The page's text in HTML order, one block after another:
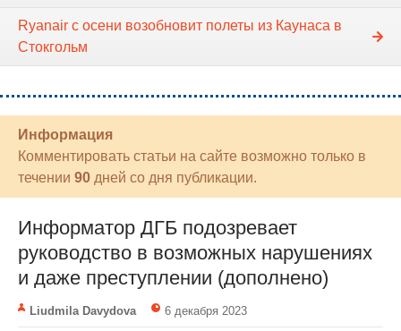
Ryanair с осени возобновит полеты из Каунаса в
Стокгольм
Информация
Комментировать статьи на сайте возможно только в
течении 90 дней со дня публикации.
Информатор ДГБ подозревает
руководство в возможных нарушениях
и даже преступлении (дополнено)
Liudmila Davydova 6 декабря 2023